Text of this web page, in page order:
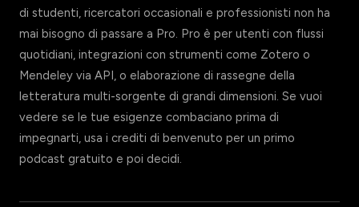
di studenti, ricercatori occasionali e professionisti non ha
mai bisogno di passare a Pro. Pro è per utenti con flussi
quotidiani, integrazioni con strumenti come Zotero o
Mendeley via API, o elaborazione di rassegne della
letteratura multi-sorgente di grandi dimensioni. Se vuoi
vedere se le tue esigenze combaciano prima di
impegnarti, usa i crediti di benvenuto per un primo
podcast gratuito e poi decidi.